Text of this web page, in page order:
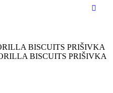
BISCUITS PRIŠIVKA
BISCUITS PRIŠIVKA